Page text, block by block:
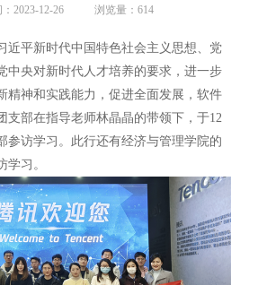
2023-12-26 浏览量： 614
近平新时代中国特色社会主义思想、党
中央对新时代人才培养的要求，进一步
精神和实践能力，促进全面发展，软件
支部在指导老师林晶晶的带领下，于12
参访学习。此行还有经济与管理学院的
学习。